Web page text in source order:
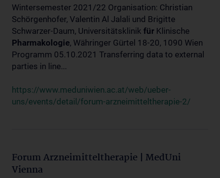
Wintersemester 2021/22 Organisation: Christian
Schörgenhofer, Valentin Al Jalali und Brigitte
Schwarzer-Daum, Universitätsklinik für Klinische
Pharmakologie, Währinger Gürtel 18-20, 1090 Wien
Programm 05.10.2021 Transferring data to external
parties in line...
https://www.meduniwien.ac.at/web/ueber-
uns/events/detail/forum-arzneimitteltherapie-2/
Forum Arzneimitteltherapie | MedUni
Vienna